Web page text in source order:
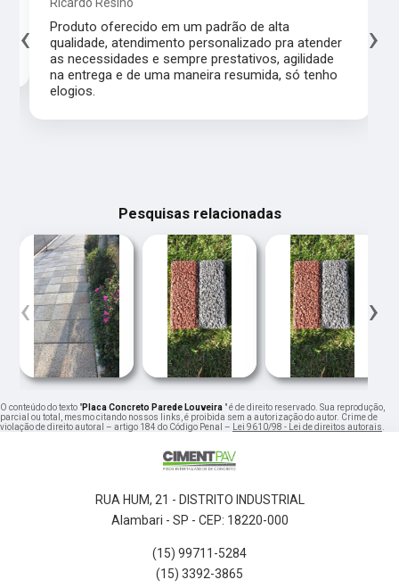
Produto oferecido em um padrão de alta
qualidade, atendimento personalizado pra atender
as necessidades e sempre prestativos, agilidade
na entrega e de uma maneira resumida, só tenho
elogios.
‹ ›
Pesquisas relacionadas
‹ ›
O conteúdo do texto "Placa Concreto Parede Louveira " é de direito reservado. Sua reprodução,
parcial ou total, mesmo citando nossos links, é proibida sem a autorização do autor. Crime de
violação de direito autoral – artigo 184 do Código Penal –
Lei 9610/98 - Lei de direitos autorais
RUA HUM, 21 - DISTRITO INDUSTRIAL
Alambari - SP - CEP: 18220-000
(15) 99711-5284
(15) 3392-3865